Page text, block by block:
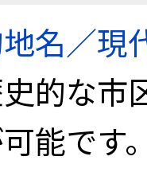
名／現
的な市
能です。